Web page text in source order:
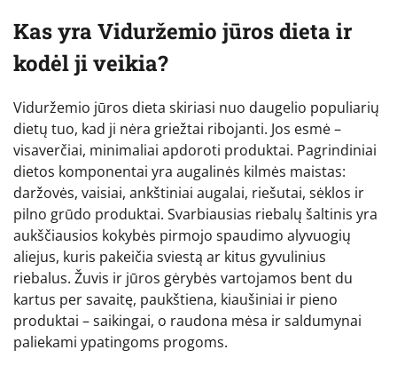
Kas yra Viduržemio jūros dieta ir
kodėl ji veikia?
Viduržemio jūros dieta skiriasi nuo daugelio populiarių
dietų tuo, kad ji nėra griežtai ribojanti. Jos esmė –
visaverčiai, minimaliai apdoroti produktai. Pagrindiniai
dietos komponentai yra augalinės kilmės maistas:
daržovės, vaisiai, ankštiniai augalai, riešutai, sėklos ir
pilno grūdo produktai. Svarbiausias riebalų šaltinis yra
aukščiausios kokybės pirmojo spaudimo alyvuogių
aliejus, kuris pakeičia sviestą ar kitus gyvulinius
riebalus. Žuvis ir jūros gėrybės vartojamos bent du
kartus per savaitę, paukštiena, kiaušiniai ir pieno
produktai – saikingai, o raudona mėsa ir saldumynai
paliekami ypatingoms progoms.